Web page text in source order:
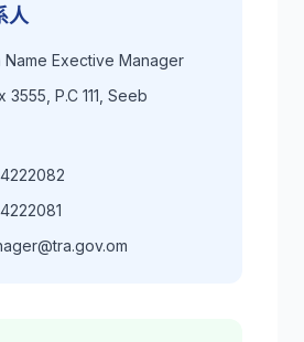
人
Name Exective Manager
3555, P.C 111, Seeb